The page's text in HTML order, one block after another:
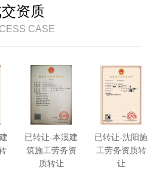
资质
CASE
已转让-本溪建
筑施工劳务资
质转让
已转让-沈阳施
工劳务资质转
让